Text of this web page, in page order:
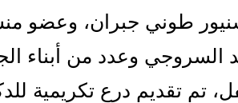
طوني جبران، وعضو
السروجي وعدد من أبناء
تم تقديم درع تكريمية